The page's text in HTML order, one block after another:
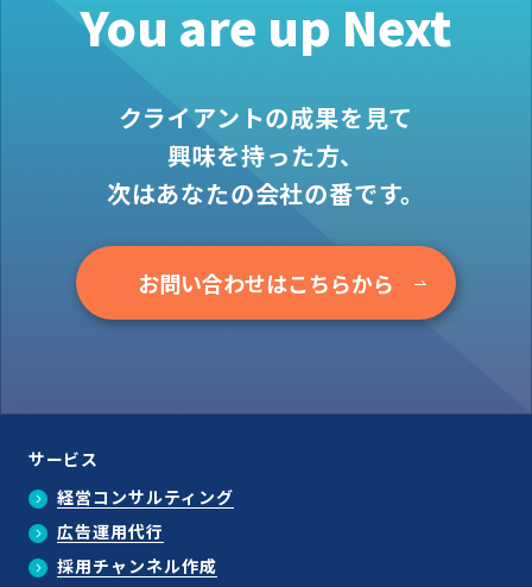
You are up Next
クライアントの成果を見て
興味を持った方、
次はあなたの会社の番です。
お問い合わせはこちらから
サービス
経営コンサルティング
広告運用代行
採用チャンネル作成